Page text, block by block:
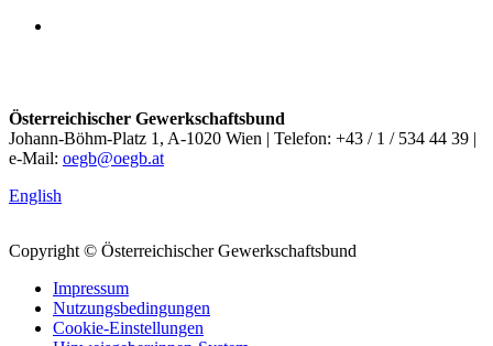
Österreichischer Gewerkschaftsbund
Johann-Böhm-Platz 1, A-1020 Wien | Telefon: +43 / 1 / 534 44 39 |
e-Mail: oegb@oegb.at
English
Copyright © Österreichischer Gewerkschaftsbund
Impressum
Nutzungsbedingungen
Cookie-Einstellungen